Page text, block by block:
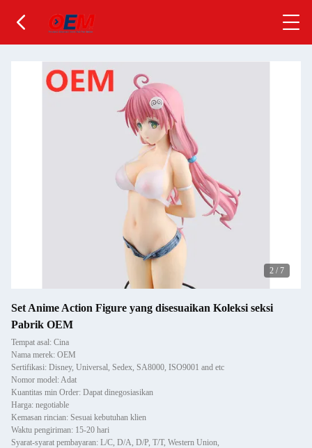
2 / 7
Set Anime Action Figure yang disesuaikan Koleksi seksi
Pabrik OEM
Tempat asal: Cina
Nama merek: OEM
Sertifikasi: Disney, Universal, Sedex, SA8000, ISO9001 and etc
Nomor model: Adat
Kuantitas min Order: Dapat dinegosiasikan
Harga: negotiable
Kemasan rincian: Sesuai kebutuhan klien
Waktu pengiriman: 15-20 hari
Syarat-syarat pembayaran: L/C, D/A, D/P, T/T, Western Union,